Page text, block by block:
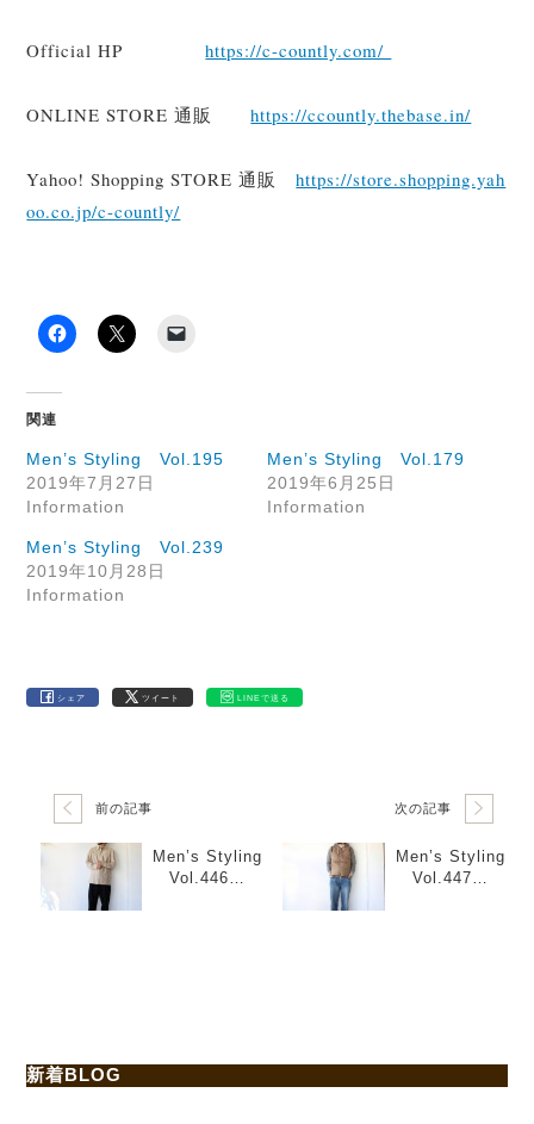
Official HPhttps://c-countly.com/
ONLINE STORE 通販https://ccountly.thebase.in/
Yahoo! Shopping STORE 通販https://store.shopping.yah
oo.co.jp/c-countly/
関連
Men’s Styling Vol.195
2019年7月27日
Information
Men’s Styling Vol.179
2019年6月25日
Information
Men’s Styling Vol.239
2019年10月28日
Information
シェア ツイート LINEで送る
前の記事
Men’s Styling
Vol.446
次の記事
Men’s Styling
Vol.447
新着BLOG